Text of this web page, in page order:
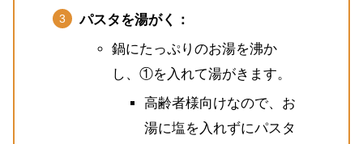
パスタを湯がく：
鍋にたっぷりのお湯を沸か
し、①を入れて湯がきます。
高齢者様向けなので、お
湯に塩を入れずにパスタ